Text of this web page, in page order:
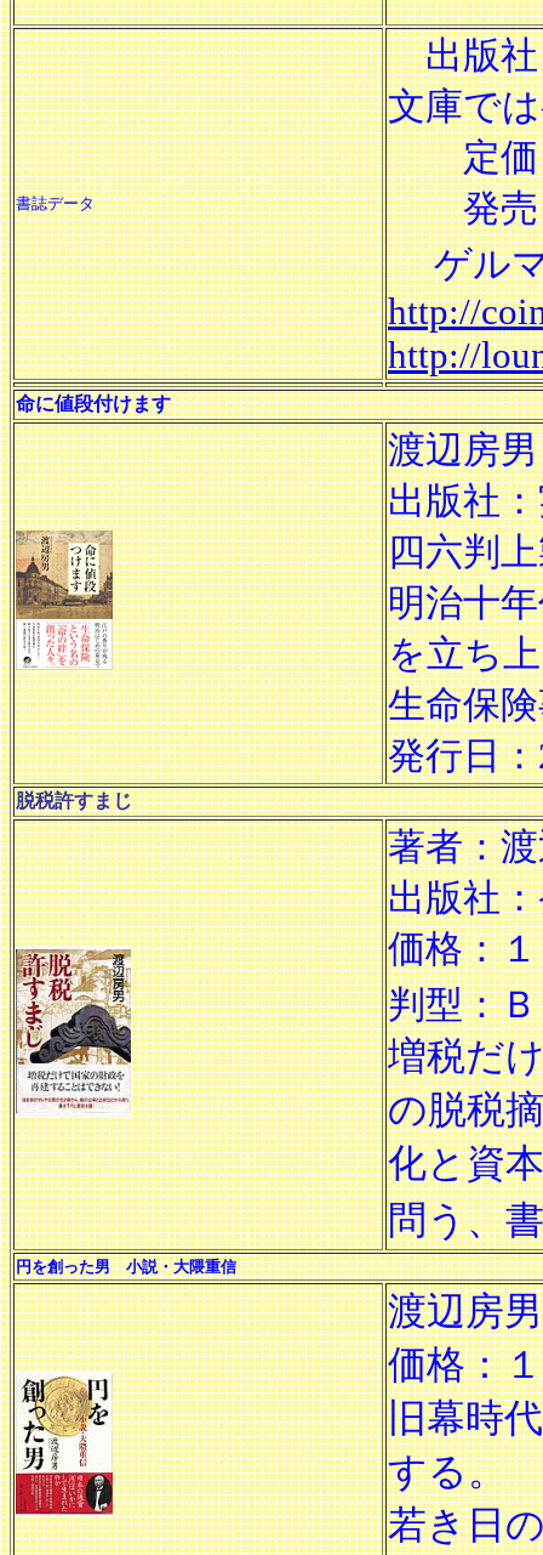
書誌データ
出版社
文庫で
定価
発売日
ゲル
http://
http://
命に値段付けます
渡辺房
出版社
四六判
明治十
を立ち
生命保
発行日
脱税許すまじ
著者：
出版社
価格：
判型：
増税だ
の脱税
化と資
問う、
円を創った男 小説・大隈重信
渡辺房
価格：
旧幕時
する。
若き日